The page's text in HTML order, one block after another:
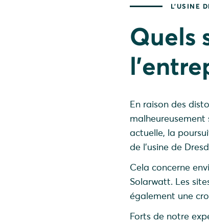
L'USINE
Quels
En raison des
actuelle, la
de l’usine de
Cela concerne
Solarwatt. Les
également une
Forts de notre